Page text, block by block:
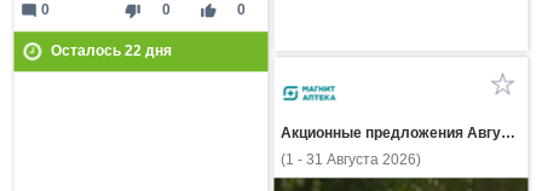
thumb_down 0 thumb_up 0
mode_comment 0
Осталось 22дня
Акционные предложения Августа
(1 - 31 Августа 2026)